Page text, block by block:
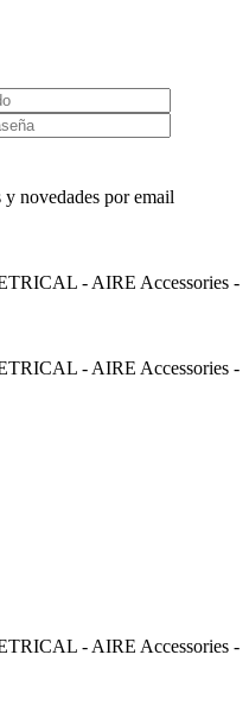
novedades por email